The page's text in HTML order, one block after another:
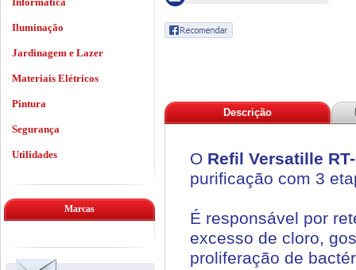
Descrição
O Refil Versatille
purificação com 3
É responsável por
excesso de cloro,
proliferação de
Iluminação
Jardinagem e Lazer
Materiais Elétricos
Pintura
Segurança
Utilidades
Marcas